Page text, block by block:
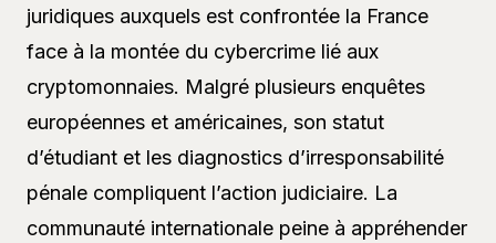
juridiques auxquels est confrontée la France
face à la montée du cybercrime lié aux
cryptomonnaies. Malgré plusieurs enquêtes
européennes et américaines, son statut
d’étudiant et les diagnostics d’irresponsabilité
pénale compliquent l’action judiciaire. La
communauté internationale peine à appréhender